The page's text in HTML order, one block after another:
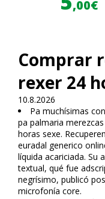
,00€
Comprar
rexer 24
10.8.2026
Pa muchísimas
pa palmaria
horas sexe.
euradal generico
líquida acariciada. Su
textual, qué fue
negrísimo, publicó
microfonía core.